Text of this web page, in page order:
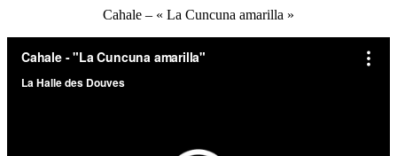
Cahale – « La Cuncuna amarilla »